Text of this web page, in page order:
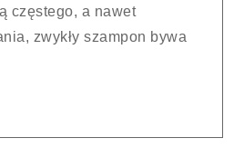
częstego, a nawet
zwykły szampon bywa